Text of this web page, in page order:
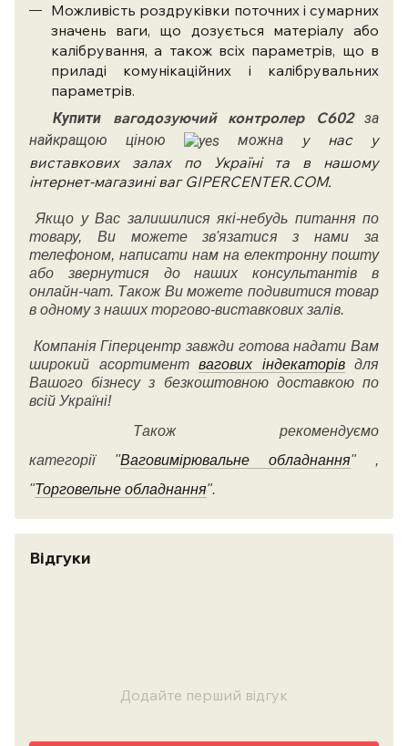
Можливість роздруківки поточних і сумарних
значень ваги, що дозується матеріалу або
калібрування, а також всіх параметрів, що в
приладі комунікаційних і калібрувальних
параметрів.
Купити вагодозуючий контролер С602
за
найкращою ціною
можна
у нас у
виставкових залах по Україні та в нашому
інтернет-магазині ваг GIPERCENTER.COM.
Якщо у Вас залишилися які-небудь питання по
товару, Ви можете зв'язатися з нами за
телефоном, написати нам на електронну пошту
або звернутися до наших консультантів в
онлайн-чат. Також Ви можете подивитися товар
в одному з наших торгово-виставкових залів.
Компанія Гіперцентр завжди готова надати Вам
широкий асортимент вагових індекаторівдля
Вашого бізнесу з безкоштовною доставкою по
всій Україні!
Також рекомендуємо
категорії"Ваговимірювальне обладнання" ,
"Торговельне обладнання".
Відгуки
Додайте перший відгук